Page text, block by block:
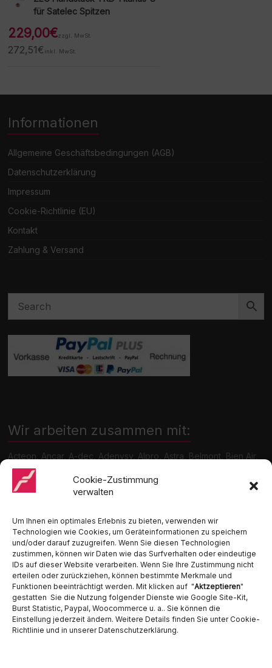
Cookie-Zustimmung
verwalten
Um Ihnen ein optimales Erlebnis zu bieten, verwenden wir
Technologien wie Cookies, um Geräteinformationen zu speichern
und/oder darauf zuzugreifen. Wenn Sie diesen Technologien
zustimmen, können wir Daten wie das Surfverhalten oder eindeutige
IDs auf dieser Website verarbeiten. Wenn Sie Ihre Zustimmung nicht
erteilen oder zurückziehen, können bestimmte Merkmale und
Funktionen beeinträchtigt werden. Mit klicken auf "Aktzeptieren"
gestatten Sie die Nutzung folgender Dienste wie Google Site-Kit,
Burst Statistic, Paypal, Woocommerce u. a.. Sie können die
Einstellung jederzeit ändern. Weitere Details finden Sie unter Cookie-
Richtlinie und in unserer Datenschutzerklärung.
für Satelec Spitzen
229,00€zzgl. MwSt.
272,51€ inkl. MwSt.
Informationen
Allgemeine Geschäftsbedingungen (AGB)
Datenschutzerklärung
Impressum
Cookie-Richtlinie (EU)
Kontakt
Zahlung & Versand
Wir arbeiten zusammen mit:
Acteon, Ancar, A-dec, Adenysy, Alpro, Astra, Belmont, Bien Air,
Cattani, Chirana, DCI, Dürr, ETI, Euronda, Faro, Gcomm, KaVo,
Medentex, Melag, Midmark, Metasys, MK-Dent, NSK, Ophardt
Hygiene, Ritter, Satelec, Scican, TKD, Velopex, u.v.m
Ambident GmbH
Dental Geräte Handel und Service
Neumannstraße 3B